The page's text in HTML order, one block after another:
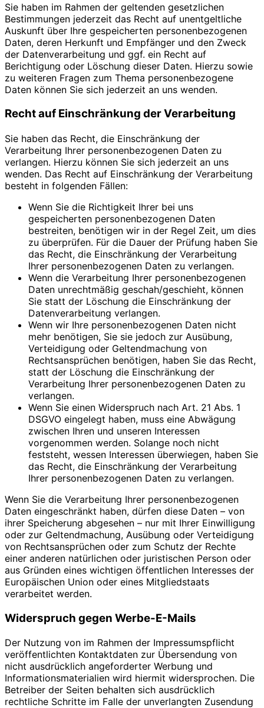
Sie haben im Rahmen der geltenden gesetzlichen
Bestimmungen jederzeit das Recht auf unentgeltliche
Auskunft über Ihre gespeicherten personenbezogenen
Daten, deren Herkunft und Empfänger und den Zweck
der Datenverarbeitung und ggf. ein Recht auf
Berichtigung oder Löschung dieser Daten. Hierzu sowie
zu weiteren Fragen zum Thema personenbezogene
Daten können Sie sich jederzeit an uns wenden.
Recht auf Einschränkung der Verarbeitung
Sie haben das Recht, die Einschränkung der
Verarbeitung Ihrer personenbezogenen Daten zu
verlangen. Hierzu können Sie sich jederzeit an uns
wenden. Das Recht auf Einschränkung der Verarbeitung
besteht in folgenden Fällen:
Wenn Sie die Richtigkeit Ihrer bei uns
gespeicherten personenbezogenen Daten
bestreiten, benötigen wir in der Regel Zeit, um dies
zu überprüfen. Für die Dauer der Prüfung haben Sie
das Recht, die Einschränkung der Verarbeitung
Ihrer personenbezogenen Daten zu verlangen.
Wenn die Verarbeitung Ihrer personenbezogenen
Daten unrechtmäßig geschah/geschieht, können
Sie statt der Löschung die Einschränkung der
Datenverarbeitung verlangen.
Wenn wir Ihre personenbezogenen Daten nicht
mehr benötigen, Sie sie jedoch zur Ausübung,
Verteidigung oder Geltendmachung von
Rechtsansprüchen benötigen, haben Sie das Recht,
statt der Löschung die Einschränkung der
Verarbeitung Ihrer personenbezogenen Daten zu
verlangen.
Wenn Sie einen Widerspruch nach Art. 21 Abs. 1
DSGVO eingelegt haben, muss eine Abwägung
zwischen Ihren und unseren Interessen
vorgenommen werden. Solange noch nicht
feststeht, wessen Interessen überwiegen, haben Sie
das Recht, die Einschränkung der Verarbeitung
Ihrer personenbezogenen Daten zu verlangen.
Wenn Sie die Verarbeitung Ihrer personenbezogenen
Daten eingeschränkt haben, dürfen diese Daten – von
ihrer Speicherung abgesehen – nur mit Ihrer Einwilligung
oder zur Geltendmachung, Ausübung oder Verteidigung
von Rechtsansprüchen oder zum Schutz der Rechte
einer anderen natürlichen oder juristischen Person oder
aus Gründen eines wichtigen öffentlichen Interesses der
Europäischen Union oder eines Mitgliedstaats
verarbeitet werden.
Widerspruch gegen Werbe-E-Mails
Der Nutzung von im Rahmen der Impressumspflicht
veröffentlichten Kontaktdaten zur Übersendung von
nicht ausdrücklich angeforderter Werbung und
Informationsmaterialien wird hiermit widersprochen. Die
Betreiber der Seiten behalten sich ausdrücklich
rechtliche Schritte im Falle der unverlangten Zusendung